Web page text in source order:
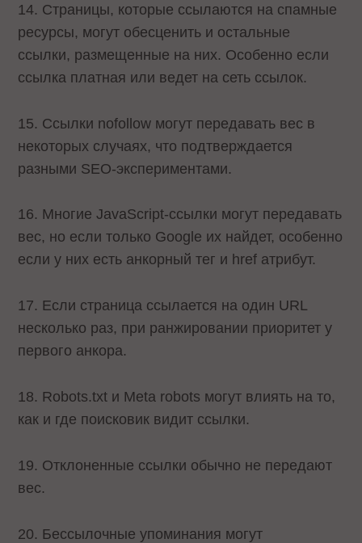
14. Страницы, которые ссылаются на спамные
ресурсы, могут обесценить и остальные
ссылки, размещенные на них. Особенно если
ссылка платная или ведет на сеть ссылок.
15. Ссылки nofollow могут передавать вес в
некоторых случаях, что подтверждается
разными SEO-экспериментами.
16. Многие JavaScript-ссылки могут передавать
вес, но если только Google их найдет, особенно
если у них есть анкорный тег и href атрибут.
17. Если страница ссылается на один URL
несколько раз, при ранжировании приоритет у
первого анкора.
18. Robots.txt и Meta robots могут влиять на то,
как и где поисковик видит ссылки.
19. Отклоненные ссылки обычно не передают
вес.
20. Бессылочные упоминания могут